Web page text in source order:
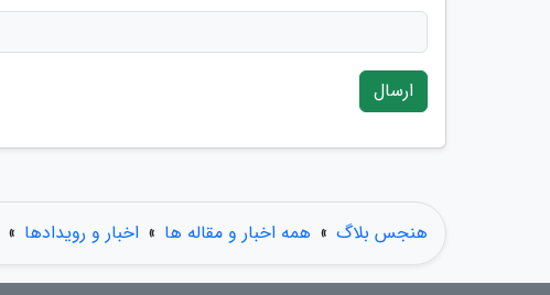
ارسال
هنجس بلاگ » همه اخبار و مقاله ها » اخبار و رویدادها »